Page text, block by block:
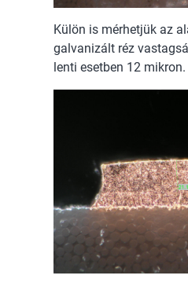
Külön is mérhetjük az
galvanizált réz
lenti esetben 12 mikron.